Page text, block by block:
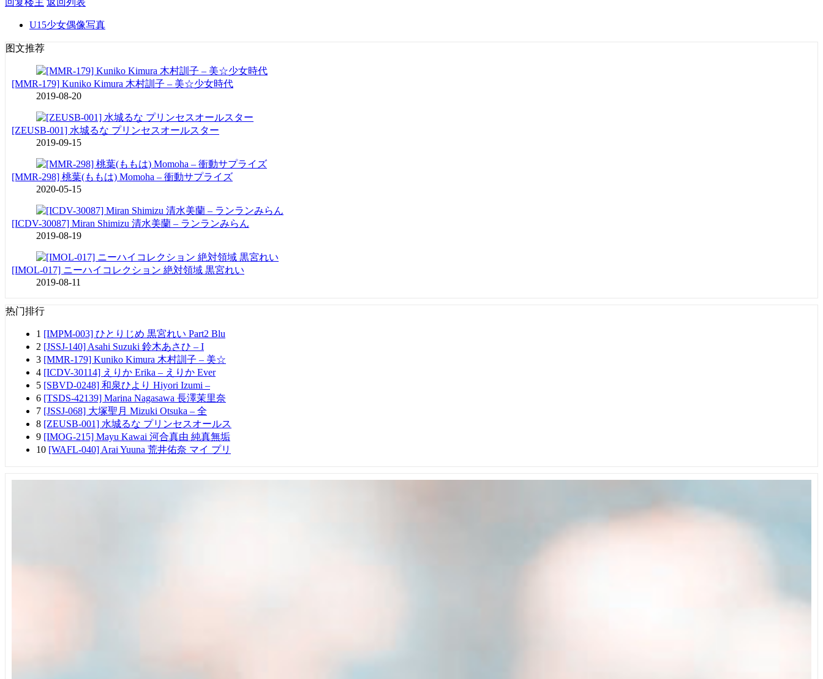
U15少女偶像写真
图文推荐
[MMR-179] Kuniko Kimura 木村訓子 – 美☆少女時代
2019-08-20
[ZEUSB-001] 水城るな プリンセスオールスター
2019-09-15
[MMR-298] 桃葉(ももは) Momoha – 衝動サプライズ
2020-05-15
[ICDV-30087] Miran Shimizu 清水美蘭 – ランランみらん
2019-08-19
[IMOL-017] ニーハイコレクション 絶対領域 黒宮れい
2019-08-11
热门排行
1 [IMPM-003] ひとりじめ 黒宮れい Part2 Blu
2 [JSSJ-140] Asahi Suzuki 鈴木あさひ – I
3 [MMR-179] Kuniko Kimura 木村訓子 – 美☆
4 [ICDV-30114] えりか Erika – えりか Ever
5 [SBVD-0248] 和泉ひより Hiyori Izumi –
6 [TSDS-42139] Marina Nagasawa 長澤茉里奈
7 [JSSJ-068] 大塚聖月 Mizuki Otsuka – 全
8 [ZEUSB-001] 水城るな プリンセスオールス
9 [IMOG-215] Mayu Kawai 河合真由 純真無垢
10 [WAFL-040] Arai Yuuna 荒井佑奈 マイ プリ